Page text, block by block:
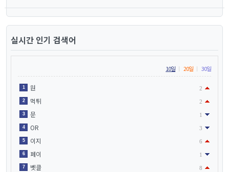
실시간 인기 검색어
10일 20일 30일
1 원 2
2 먹튀 2
3 문 1
4 OR 3
5 이지 6
6 페이 1
7 벳클 8